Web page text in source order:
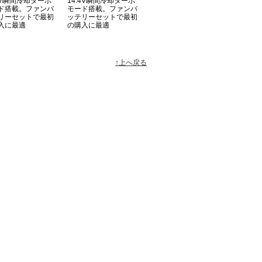
搭載。ファンバ
ーセットで最初
に最適
モード搭載。ファンバ
ッテリーセットで最初
の購入に最適
↑上へ戻る